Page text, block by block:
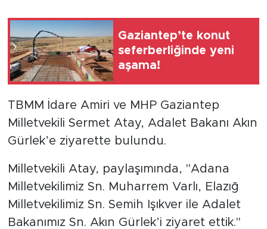
Gaziantep’te konut
seferberliğinde yeni
aşama!
TBMM İdare Amiri ve MHP Gaziantep
Milletvekili Sermet Atay, Adalet Bakanı Akın
Gürlek’e ziyarette bulundu.
Milletvekili Atay, paylaşımında, ''Adana
Milletvekilimiz Sn. Muharrem Varlı, Elazığ
Milletvekilimiz Sn. Semih Işıkver ile Adalet
Bakanımız Sn. Akın Gürlek’i ziyaret ettik.''